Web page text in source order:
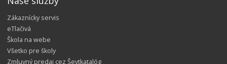
Zákaznícky servis
eTlačivá
Škola na webe
Všetko pre školy
Zmluvný predaj cez Ševtkatalóg